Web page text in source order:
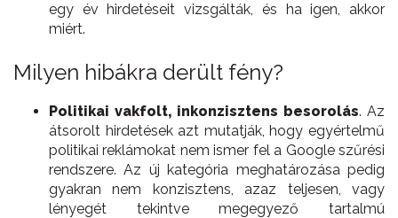
egy év hirdetéseit vizsgálták, és ha igen, akkor
miért.
Milyen hibákra derült fény?
Politikai vakfolt, inkonzisztens besorolás. Az
átsorolt hirdetések azt mutatják, hogy egyértelmű
politikai reklámokat nem ismer fel a Google szűrési
rendszere. Az új kategória meghatározása pedig
gyakran nem konzisztens, azaz teljesen, vagy
lényegét tekintve megegyező tartalmú